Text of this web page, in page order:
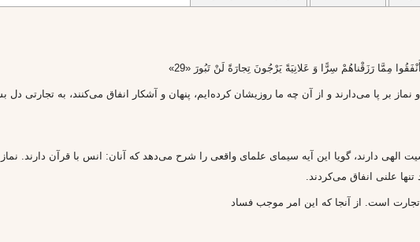
مِمَّا رَزَقْناهُمْ سِرًّا وَ عَلانِيَةً يَرْجُونَ تِجارَةً لَنْ تَبُورَ «29»
بر پا مى‌دارند و از آن چه ما روزيشان كرده‌ايم، پنهان و آشكار انفاق مى‌كنند، به تجارتى دل
الهى دارند، گويا اين آيه سيماى علماى واقعى را شرح مى‌دهد كه آنان: انس با قرآن دارند.
تنها علنى انفاق مى‌كردند.
تجارت است. از آنجا كه اين امر موجب فساد